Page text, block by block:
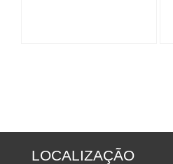
LOCALIZAÇÃO